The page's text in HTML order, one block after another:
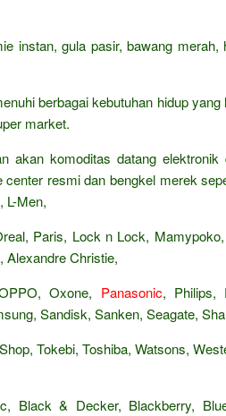
instan, gula pasir, bawang
berbagai kebutuhan hidup
market.
akan komoditas datang
resmi dan bengkel merek
L-Men,
Paris, Lock n Lock,
Alexandre Christie,
Oxone, Panasonic, Philips,
Sandisk, Sanken, Seagate,
Tokebi, Toshiba, Watsons,
Black & Decker, Blackberry,